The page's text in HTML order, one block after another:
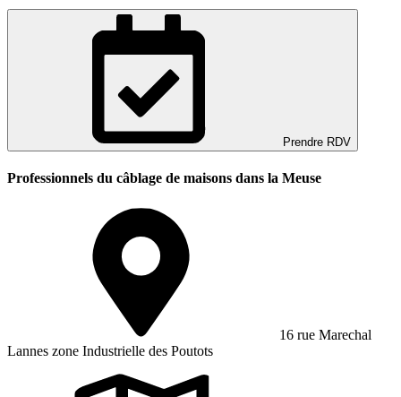
Prendre RDV
Professionnels du câblage de maisons dans la Meuse
16 rue Marechal
Lannes zone Industrielle des Poutots